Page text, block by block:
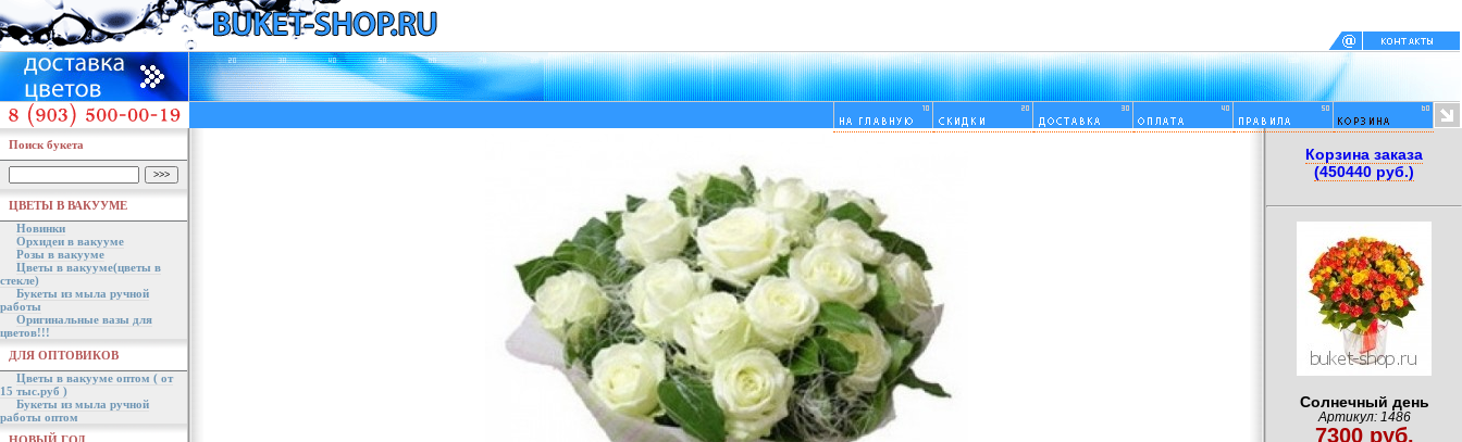
Поиск букета
ЦВЕТЫ В ВАКУУМЕ
Новинки
Орхидеи в вакууме
Розы в вакууме
Цветы в вакууме(цветы в
стекле)
Букеты из мыла ручной
работы
Оригинальные вазы для
цветов!!!
ДЛЯ ОПТОВИКОВ
Цветы в вакууме оптом ( от
15 тыс.руб )
Букеты из мыла ручной
работы оптом
Корзина заказа
(450440 руб.)
Солнечный день
Артикул: 1486
7300 руб.